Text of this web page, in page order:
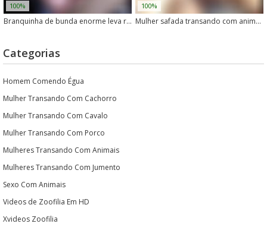
100%
Branquinha de bunda enorme leva rola rosa na buceta
100%
Mulher safada transando com animais e dando a buceta
Categorias
Homem Comendo Égua
Mulher Transando Com Cachorro
Mulher Transando Com Cavalo
Mulher Transando Com Porco
Mulheres Transando Com Animais
Mulheres Transando Com Jumento
Sexo Com Animais
Videos de Zoofilia Em HD
Xvideos Zoofilia